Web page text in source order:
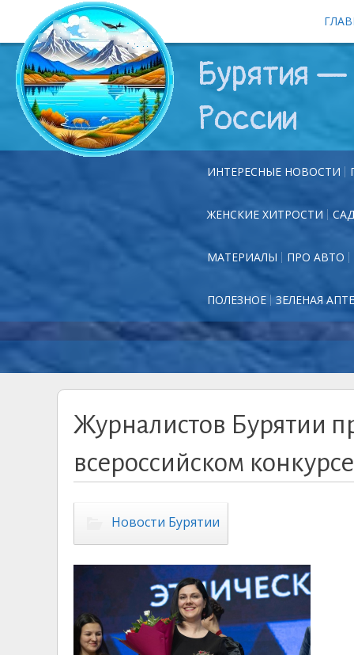
Бурятия —
России
ИНТЕРЕСНЫЕ НОВОСТИ
ЖЕНСКИЕ ХИТРОСТИ
МАТЕРИАЛЫ ПРО АВТО
ПОЛЕЗНОЕ ЗЕЛЕНАЯ
Журналистов Бурятии
всероссийском конкурсе
Новости Бурятии